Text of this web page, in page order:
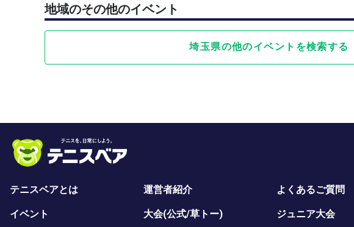
地域のその他のイベント
埼玉県の他のイベントを検索する
テニスベアとは 運営者紹介 よくあるご質問
イベント 大会(公式/草トー) ジュニア大会